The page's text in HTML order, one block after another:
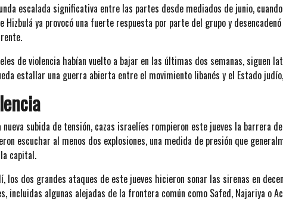
escalada significativa entre las partes desde mediados de junio,
Hizbulá ya provocó una fuerte respuesta por parte del grupo y
de violencia habían vuelto a bajar en las últimas dos semanas, siguen
estallar una guerra abierta entre el movimiento libanés y el Estado
nueva subida de tensión, cazas israelíes rompieron este jueves la barrera
escuchar al menos dos explosiones, una medida de presión que
capital.
los dos grandes ataques de este jueves hicieron sonar las sirenas en
incluidas algunas alejadas de la frontera común como Safed, Najariya o